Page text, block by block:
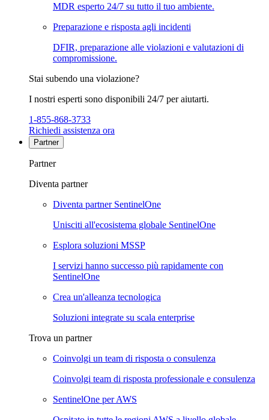
MDR esperto 24/7 su tutto il tuo ambiente.
Preparazione e risposta agli incidenti
DFIR, preparazione alle violazioni e valutazioni di
compromissione.
Stai subendo una violazione?
I nostri esperti sono disponibili 24/7 per aiutarti.
1-855-868-3733
Richiedi assistenza ora
Partner
Partner
Diventa partner
Diventa partner SentinelOne
Unisciti all'ecosistema globale SentinelOne
Esplora soluzioni MSSP
I servizi hanno successo più rapidamente con
SentinelOne
Crea un'alleanza tecnologica
Soluzioni integrate su scala enterprise
Trova un partner
Coinvolgi un team di risposta o consulenza
Coinvolgi team di risposta professionale e consulenza
SentinelOne per AWS